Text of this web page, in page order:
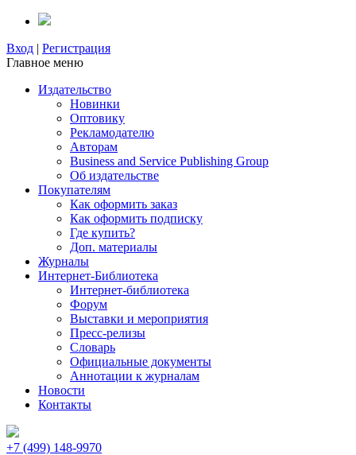
Вход | Регистрация
Главное меню
Издательство
Новинки
Оптовику
Рекламодателю
Авторам
Business and Service Publishing Group
Об издательстве
Покупателям
Как оформить заказ
Как оформить подписку
Где купить?
Доп. материалы
Журналы
Интернет-Библиотека
Интернет-библиотека
Форум
Выставки и мероприятия
Пресс-релизы
Словарь
Официальные документы
Аннотации к журналам
Новости
Контакты
+7 (499) 148-9970